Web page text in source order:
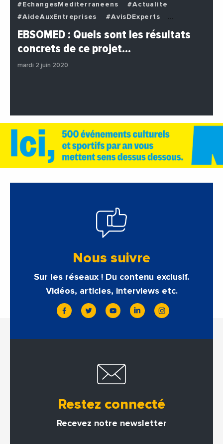
#EchangesMediterraneens
#Actualite
#AideAuxEntreprises
#AvisDExperts
#BuzzNews
#Decideurs
#Entreprises
#Institutions
EBSOMED : Quels sont les résultats
concrets de ce projet…
mardi 2 juin 2020
Nous suivre
Sur les réseaux ! Du contenu exclusif.
Vidéos, articles, interviews etc.
Restez connecté
Recevez notre newsletter